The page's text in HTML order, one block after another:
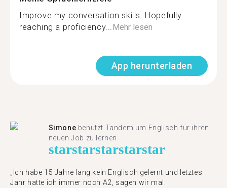
Improve my conversation skills. Hopefully
reaching a proficiency...Mehr lesen
App herunterladen
Simone benutzt Tandem um Englisch für ihren
neuen Job zu lernen.
starstarstarstarstar
„Ich habe 15 Jahre lang kein Englisch gelernt und letztes
Jahr hatte ich immer noch A2, sagen wir mal: